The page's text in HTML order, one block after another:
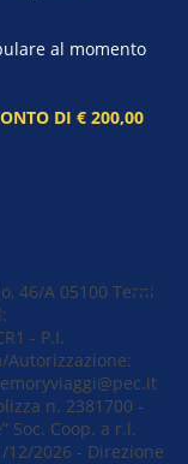
al momento
DI € 200,00
46/A​ 05100 Terni
- P.I.
Autorizzazione:
n. 2381700 -
Soc. Coop. a r.l.
12/2026 - Direzione